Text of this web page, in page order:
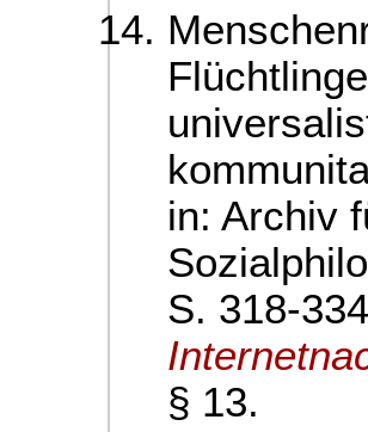
in: Archiv
S. 318-
§ 13.